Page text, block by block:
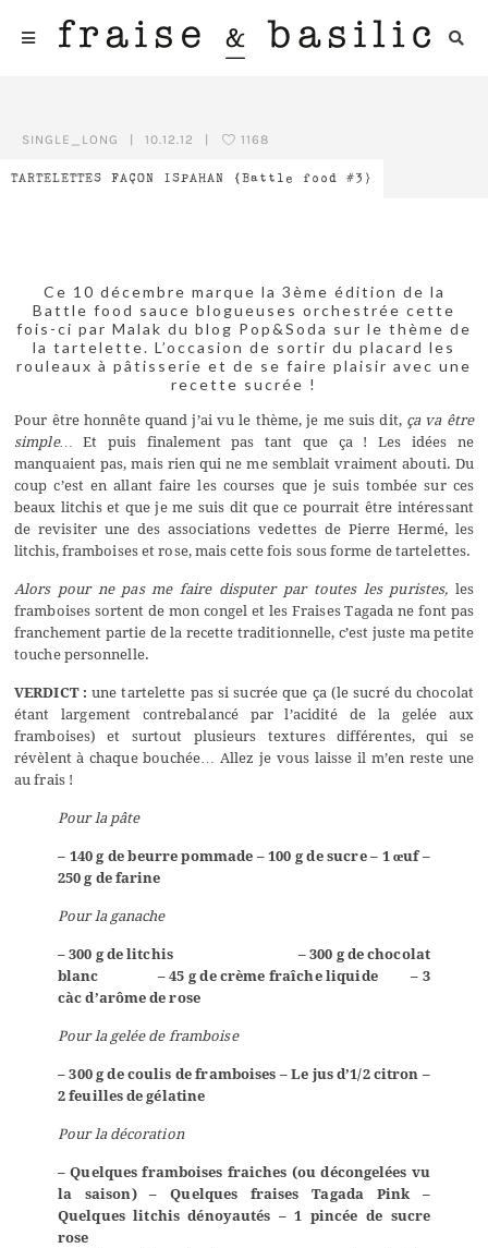
TARTELETTES FAÇON ISPAHAN {Battle food #3}
SINGLE_LONG 10.12.12 1168
Ce 10 décembre marque la 3ème édition de la
Battle food sauce blogueuses orchestrée cette
fois-ci par Malak du blog Pop&Soda sur le thème de
la tartelette. L’occasion de sortir du placard les
rouleaux à pâtisserie et de se faire plaisir avec une
recette sucrée !
Pour être honnête quand j’ai vu le thème, je me suis dit, ça va être
simple… Et puis finalement pas tant que ça ! Les idées ne
manquaient pas, mais rien qui ne me semblait vraiment abouti. Du
coup c’est en allant faire les courses que je suis tombée sur ces
beaux litchis et que je me suis dit que ce pourrait être intéressant
de revisiter une des associations vedettes de Pierre Hermé, les
litchis, framboises et rose, mais cette fois sous forme de tartelettes.
Alors pour ne pas me faire disputer par toutes les puristes, les
framboises sortent de mon congel et les Fraises Tagada ne font pas
franchement partie de la recette traditionnelle, c’est juste ma petite
touche personnelle.
VERDICT : une tartelette pas si sucrée que ça (le sucré du chocolat
étant largement contrebalancé par l’acidité de la gelée aux
framboises) et surtout plusieurs textures différentes, qui se
révèlent à chaque bouchée… Allez je vous laisse il m’en reste une
au frais !
Pour la pâte
– 140 g de beurre pommade – 100 g de sucre – 1 œuf –
250 g de farine
Pour la ganache
– 300 g de litchis– 300 g de chocolat
blanc – 45 g de crème fraîche liquide– 3
càc d’arôme de rose
Pour la gelée de framboise
– 300 g de coulis de framboises – Le jus d’1/2 citron –
2 feuilles de gélatine
Pour la décoration
– Quelques framboises fraiches (ou décongelées vu
la saison)
– Quelques fraises Tagada Pink
–
Quelques litchis dénoyautés – 1 pincée de sucre
rose